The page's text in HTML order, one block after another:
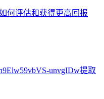
何评估和获得更高回报
unvgIDw提取